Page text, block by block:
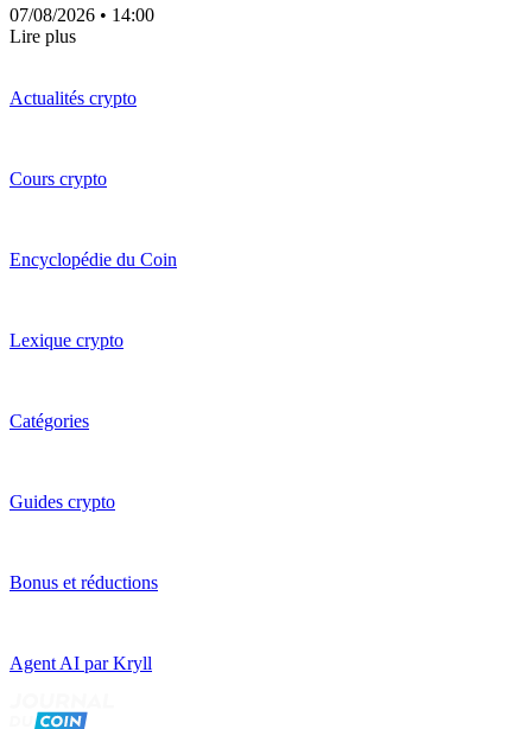
07/08/2026 • 14:00
Lire plus
Actualités crypto
Cours crypto
Encyclopédie du Coin
Lexique crypto
Catégories
Guides crypto
Bonus et réductions
Agent AI par Kryll